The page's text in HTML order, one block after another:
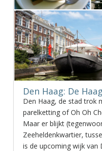
Den Haag: De
Den Haag, de stad trok
parelketting of Oh Oh
Maar er blijkt
Zeeheldenkwartier,
is de upcoming wijk van